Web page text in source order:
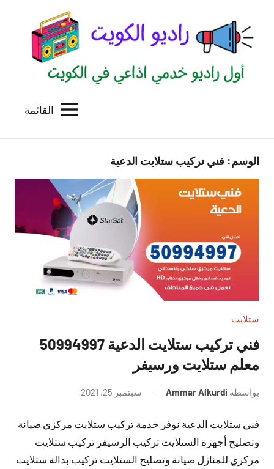
المحتوى
الكويت
للاعلانات
بالكويت
القائمة
الوسم: فني تركيب ستلايت الدعية
ستلايت
فني تركيب ستلايت الدعية 50994997
معلم ستلايت ورسيفر
بواسطة Ammar Alkurdi سبتمبر 25, 2021
تعليقات
فني ستلايت الدعية نوفر خدمة تركيب ستلايت مركزي صيانة
وتصليح أجهزة الستلايت تركيب الرسيفر تركيب ستلايت
مركزي للمنازل صيانة وتصليح الستلايت تركيب بدالة ستلايت